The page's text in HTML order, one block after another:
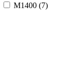
М1400 (7)